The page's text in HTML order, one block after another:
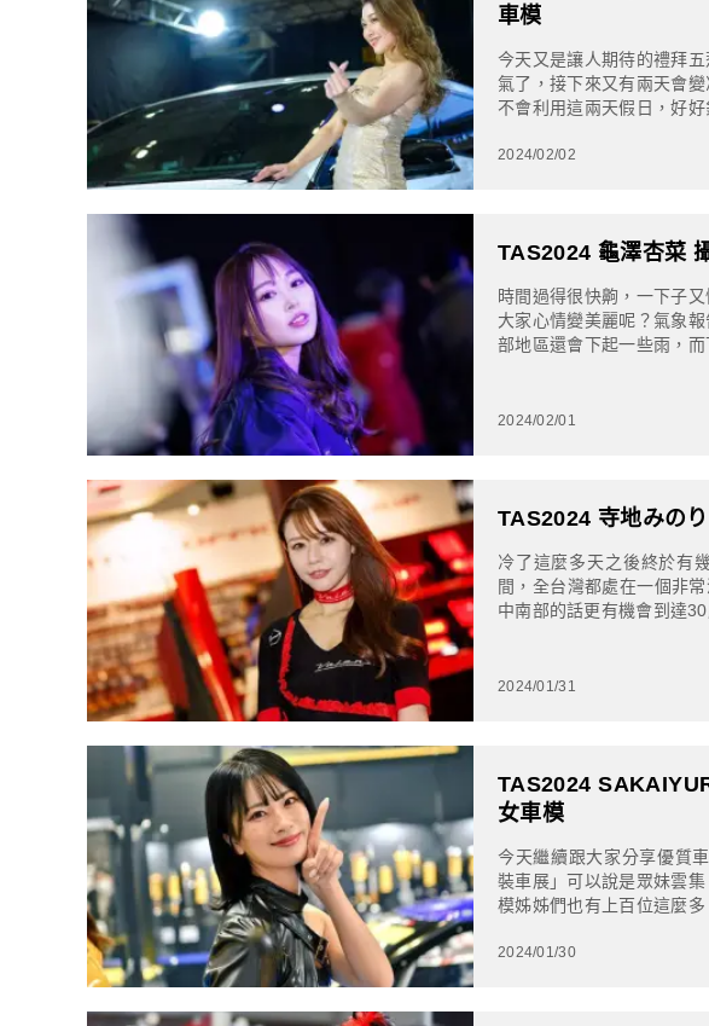
車模
今天又是讓人期待的禮拜
氣了，接下來又有兩天會
不會利用這兩天假日，好
2024/02/02
TAS2024 龜澤杏菜
時間過得很快齁，一下子
大家心情變美麗呢？氣象
部地區還會下起一些雨，
2024/02/01
TAS2024 寺地みの
冷了這麼多天之後終於有
間，全台灣都處在一個非
中南部的話更有機會到達
2024/01/31
TAS2024
女車模
今天繼續跟大家分享優質
裝車展」可以說是眾妹雲
模姊姊們也有上百位這麼
2024/01/30